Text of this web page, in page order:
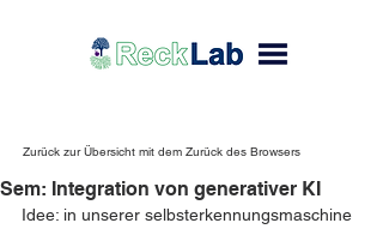
Zurück zur Übersicht mit dem Zurück des Browsers
Sem: Integration von generativer KI
Idee: in unserer selbsterkennungsmaschine